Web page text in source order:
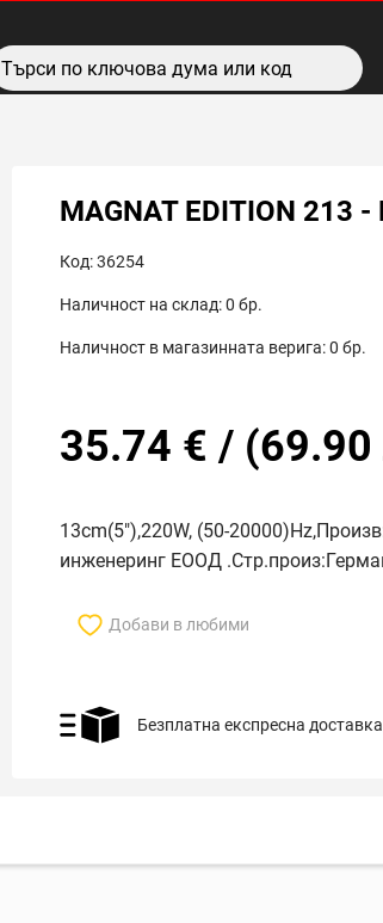
MAGNAT EDITION 213 -
Код:36254
Наличност на склад:0 бр.
Наличност в магазинната верига:0 бр.
35.74 € / (69.90
13cm(5"),220W, (50-
инженеринг ЕООД
Добави в любими
Безплатна експресна